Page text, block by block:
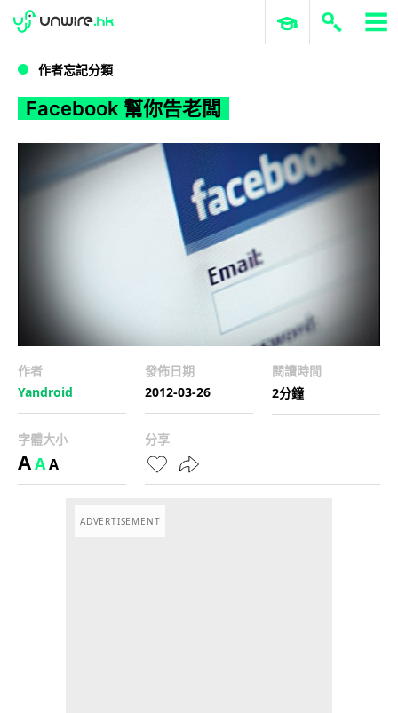
Facebook 幫你告老闆
WWDC 2026 ERP 與商業 AI
作者忘記分類
Facebook 幫你告老闆
作者
Yandroid
發佈日期
2012-03-26
閱讀時間
2分鐘
字體大小
AAA
分享
ADVERTISEMENT